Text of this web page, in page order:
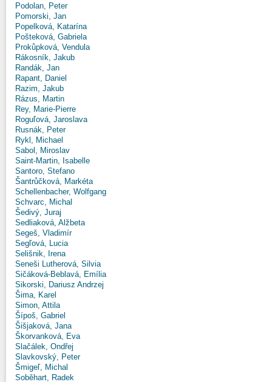
Podolan, Peter
Pomorski, Jan
Popelková, Katarína
Pošteková, Gabriela
Prokůpková, Vendula
Rákosník, Jakub
Randák, Jan
Rapant, Daniel
Razim, Jakub
Rázus, Martin
Rey, Marie-Pierre
Roguľová, Jaroslava
Rusnák, Peter
Rykl, Michael
Sabol, Miroslav
Saint-Martin, Isabelle
Santoro, Stefano
Šantrůčková, Markéta
Schellenbacher, Wolfgang
Schvarc, Michal
Šedivý, Juraj
Sedliaková, Alžbeta
Segeš, Vladimír
Segľová, Lucia
Selišnik, Irena
Seneši Lutherová, Silvia
Sičáková-Beblavá, Emília
Sikorski, Dariusz Andrzej
Šima, Karel
Simon, Attila
Šípoš, Gabriel
Šišjaková, Jana
Škorvanková, Eva
Slačálek, Ondřej
Slavkovský, Peter
Šmigeľ, Michal
Soběhart, Radek